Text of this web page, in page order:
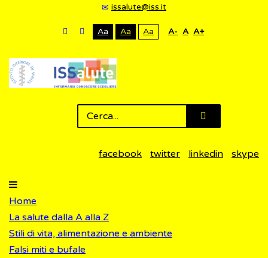
issalute@iss.it
Aa Aa Aa A- A A+
facebook twitter linkedin skype
Home
La salute dalla A alla Z
Stili di vita, alimentazione e ambiente
Falsi miti e bufale